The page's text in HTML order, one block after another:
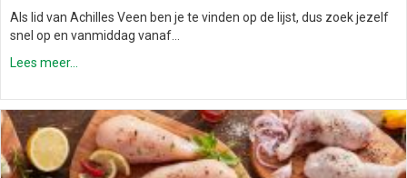
Als lid van Achilles Veen ben je te vinden op de lijst, dus zoek jezelf
snel op en vanmiddag vanaf…
Lees meer...